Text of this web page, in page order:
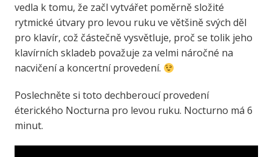
vedla k tomu, že začl vytvářet poměrně složité
rytmické útvary pro levou ruku ve většině svých děl
pro klavír, což částečně vysvětluje, proč se tolik jeho
klavírních skladeb považuje za velmi náročné na
nacvičení a koncertní provedení.
Poslechněte si toto dechberoucí provedení
éterického Nocturna pro levou ruku. Nocturno má 6
minut.